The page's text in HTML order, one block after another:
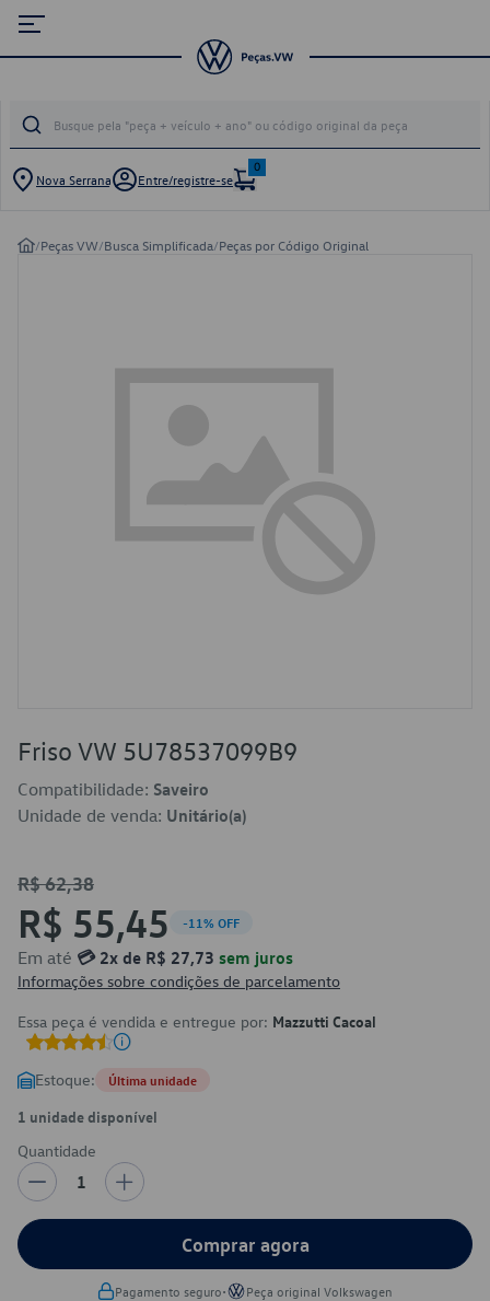
Nova Serrana Entre/registre-se
0
/Peças VW/Busca Simplificada/Peças por Código Original
Friso VW 5U78537099B9
Compatibilidade: Saveiro
Unidade de venda: Unitário(a)
R$ 62,38
R$ 55,45 -11% OFF
Em até 💳 2x de R$ 27,73 sem juros
Informações sobre condições de parcelamento
Essa peça é vendida e entregue por: Mazzutti Cacoal
Estoque: Última unidade
1 unidade disponível
Quantidade
1
Comprar agora
Pagamento seguro• Peça original Volkswagen